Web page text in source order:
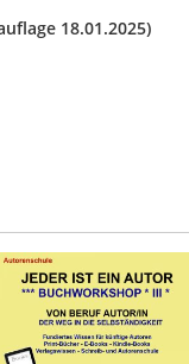
18.01.2025)